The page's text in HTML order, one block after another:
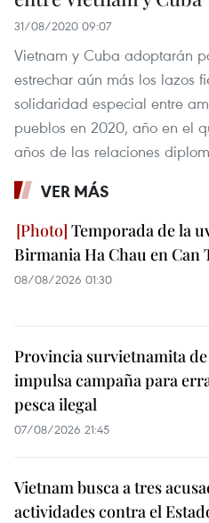
31/08/2020 09:07
Vietnam y Cuba adoptarán
estrechar aún más los lazos
solidaridad especial entre
pueblos en 2020, año en el
años de las relaciones
VER MÁS
Temporada de la
Birmania Ha Chau en Can
08/08/2026 01:30
Provincia survietnamita de
impulsa campaña para
pesca ilegal
07/08/2026 21:45
Vietnam busca a tres
actividades contra el